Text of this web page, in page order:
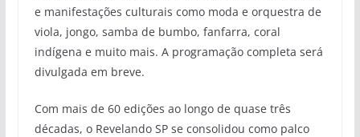
e manifestações culturais como moda e orquestra de
viola, jongo, samba de bumbo, fanfarra, coral
indígena e muito mais. A programação completa será
divulgada em breve.
Com mais de 60 edições ao longo de quase três
décadas, o Revelando SP se consolidou como palco